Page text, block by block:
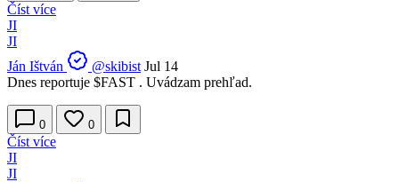
Číst více
JI
JI
Ján Ištván
@skibist Jul 14
Dnes reportuje $FAST . Uvádzam prehľad.
0 0
Číst více
JI
JI